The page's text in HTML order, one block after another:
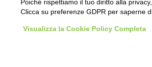
Poiché rispettiamo il tuo diritto alla
Clicca su preferenze GDPR per saperne
Visualizza la Cookie Policy Completa